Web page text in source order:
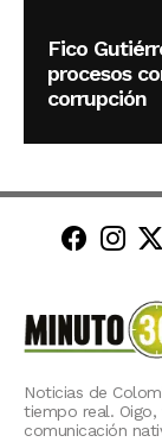
Fico
procesos
corrupción
Noticias de
tiempo real.
comunicación